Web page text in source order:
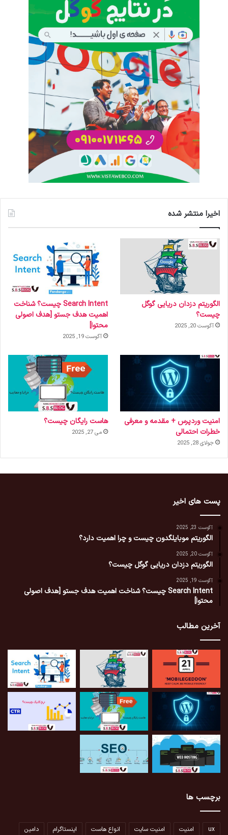
اخیرا منتشر شده
الگوریتم دزدان دریایی گوگل
چیست؟
آگوست 20, 2025
Search Intent چیست؟ شناخت
اهمیت هدف جستو [هدف اصولی
محتوا]
آگوست 19, 2025
امنیت وردپرس + مقدمه و معرفی
خطرات احتمالی
جولای 28, 2025
هاست رایگان چیست؟
می 27, 2025
پست های اخیر
آگوست 23, 2025
الگوریتم موبایلگدون چیست و چرا اهمیت دارد؟
آگوست 20, 2025
الگوریتم دزدان دریایی گوگل چیست؟
آگوست 19, 2025
Search Intent چیست؟ شناخت اهمیت هدف جستو [هدف اصولی
محتوا]
آخرین مطالب
برچسب ها
ux امنیت امنیت سایت انواع هاست اینستاگرام
دامین